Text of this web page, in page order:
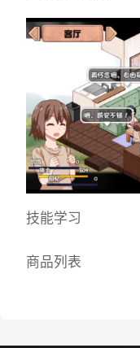
技能学习
商品列表